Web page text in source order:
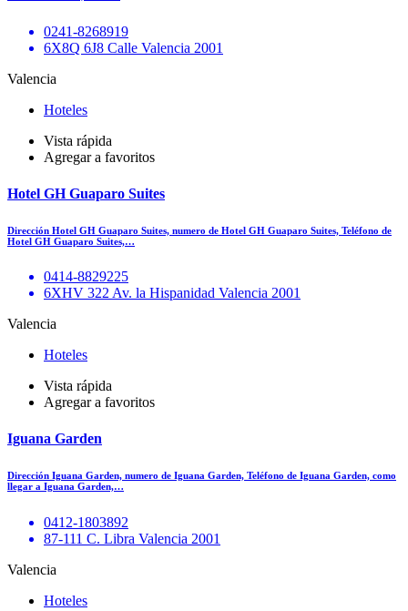
0241-8268919
6X8Q 6J8 Calle Valencia 2001
Valencia
Hoteles
Vista rápida
Agregar a favoritos
Hotel GH Guaparo Suites
Dirección Hotel GH Guaparo Suites, numero de Hotel GH Guaparo Suites, Teléfono de
Hotel GH Guaparo Suites,…
0414-8829225
6XHV 322 Av. la Hispanidad Valencia 2001
Valencia
Hoteles
Vista rápida
Agregar a favoritos
Iguana Garden
Dirección Iguana Garden, numero de Iguana Garden, Teléfono de Iguana Garden, como
llegar a Iguana Garden,…
0412-1803892
87-111 C. Libra Valencia 2001
Valencia
Hoteles